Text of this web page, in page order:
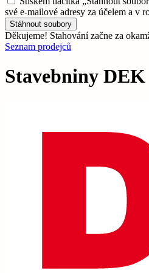
své e-mailové adresy za účelem a v
Stáhnout soubory
Děkujeme! Stahování začne za
Seznam prodejců
Stavebniny DEK